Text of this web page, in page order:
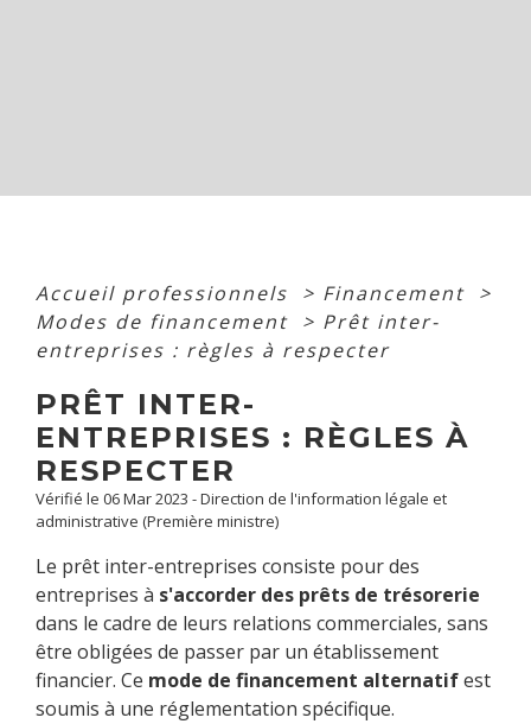
Accueil professionnels > Financement >
Modes de financement > Prêt inter-
entreprises : règles à respecter
PRÊT INTER-
ENTREPRISES : RÈGLES À
RESPECTER
Vérifié le 06 Mar 2023 - Direction de l'information légale et
administrative (Première ministre)
Le prêt inter-entreprises consiste pour des
entreprises à s'accorder des prêts de trésorerie
dans le cadre de leurs relations commerciales, sans
être obligées de passer par un établissement
financier. Ce mode de financement alternatifest
soumis à une réglementation spécifique.